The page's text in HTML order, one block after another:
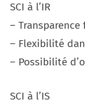
SCI à l’IR
– Transparence
– Flexibilité
– Possibilité
SCI à l’IS